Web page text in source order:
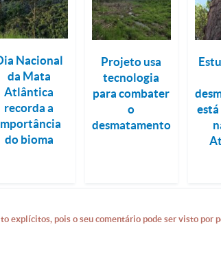
Nacional
da Mata
Atlântica
recorda a
do bioma
Projeto usa
tecnologia
para combater
o
desmatamento
está
explícitos, pois o seu comentário pode ser visto por